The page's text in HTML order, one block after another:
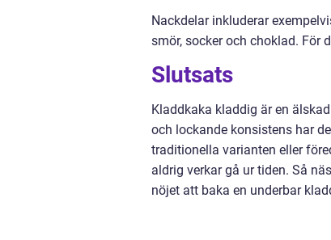
Nackdelar inkluderar
smör, socker och choklad. För
Slutsats
Kladdkaka kladdig är en
och lockande konsistens har
traditionella varianten eller
aldrig verkar gå ur tiden. Så
nöjet att baka en underbar